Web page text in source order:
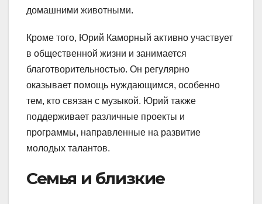
домашними животными.
Кроме того, Юрий Каморный активно участвует
в общественной жизни и занимается
благотворительностью. Он регулярно
оказывает помощь нуждающимся, особенно
тем, кто связан с музыкой. Юрий также
поддерживает различные проекты и
программы, направленные на развитие
молодых талантов.
Семья и близкие